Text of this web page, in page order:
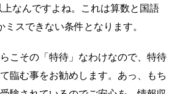
なんですよね。これは算数と国語
スできない条件となります。
こその「特待」なわけなので、特待
臨む事をお勧めします。あっ、もち